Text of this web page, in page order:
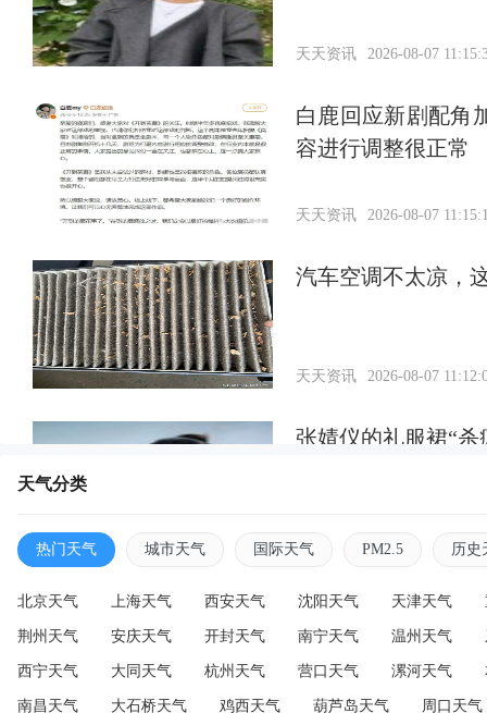
天天资讯 2026-08-07
白鹿回应新剧配角
容进行调整很正常
天天资讯 2026-08-07
汽车空调不太凉，
天天资讯 2026-08-07
张婧仪的礼服裙“
2026-08-07
天气分类
热门天气 城市天气 国际天气 PM2.5 历史
北京天气 上海天气 西安天气 沈阳天气 天津天气
荆州天气 安庆天气 开封天气 南宁天气 温州天气
西宁天气 大同天气 杭州天气 营口天气 漯河天气
南昌天气 大石桥天气 鸡西天气 葫芦岛天气 周口天气